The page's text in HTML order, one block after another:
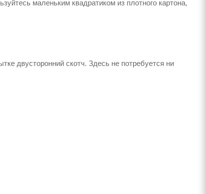
маленьким квадратиком из плотного картона,
двусторонний скотч. Здесь не потребуется ни